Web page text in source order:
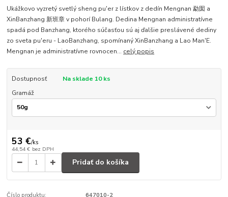
Ukážkovo vyzretý svetlý sheng pu'er z lístkov z dedín Mengnan 勐囡 a
XinBanzhang 新班章 v pohorí Bulang. Dedina Mengnan administratívne
spadá pod Banzhang, ktorého súčasťou sú aj ďalšie preslávené dediny
zo sveta pu'eru - LaoBanzhang, spomínaný XinBanzhang a Lao Man'E.
Mengnan je administratívne rovnocen... celý popis
Dostupnosť
Na sklade 10 ks
Gramáž
53 €/ks
44,54 € bez DPH
Pridať do košíka
Číslo produktu:
647010-2